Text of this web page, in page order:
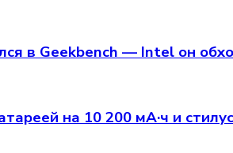
в Geekbench — Intel он
на 10 200 мА·ч и